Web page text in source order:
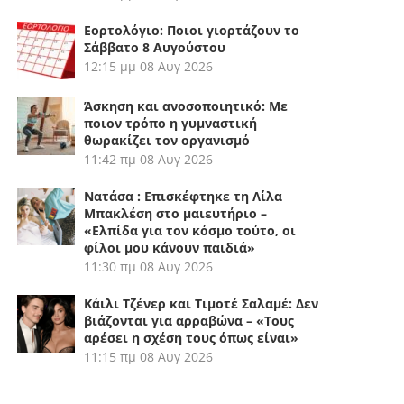
Εορτολόγιο: Ποιοι γιορτάζουν το
Σάββατο 8 Αυγούστου
12:15 μμ 08 Αυγ 2026
Άσκηση και ανοσοποιητικό: Με
ποιον τρόπο η γυμναστική
θωρακίζει τον οργανισμό
11:42 πμ 08 Αυγ 2026
Νατάσα : Επισκέφτηκε τη Λίλα
Μπακλέση στο μαιευτήριο –
«Ελπίδα για τον κόσμο τούτο, οι
φίλοι μου κάνουν παιδιά»
11:30 πμ 08 Αυγ 2026
Κάιλι Τζένερ και Τιμοτέ Σαλαμέ: Δεν
βιάζονται για αρραβώνα – «Τους
αρέσει η σχέση τους όπως είναι»
11:15 πμ 08 Αυγ 2026